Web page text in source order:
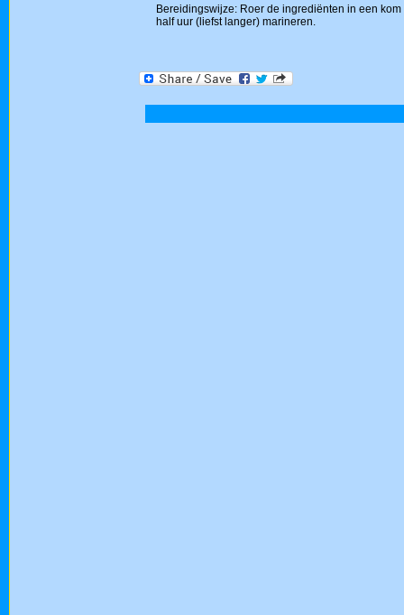
Bereidingswijze: Roer de ingrediënten in een
half uur (liefst langer) marineren.